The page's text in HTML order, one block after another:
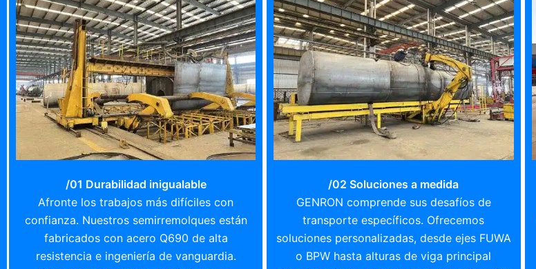
/01 Durabilidad inigualable
Afronte los trabajos más difíciles con
confianza. Nuestros semirremolques están
fabricados con acero Q690 de alta
resistencia e ingeniería de vanguardia.
/02 Soluciones a medida
GENRON comprende sus desafíos de
transporte específicos. Ofrecemos
soluciones personalizadas, desde ejes FUWA
o BPW hasta alturas de viga principal